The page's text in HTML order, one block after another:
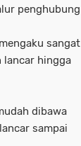
penghubung
sangat
lancar hingga
dibawa
sampai